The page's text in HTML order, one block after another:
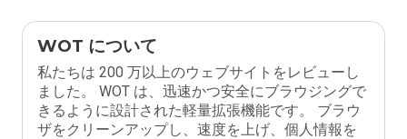
WOT について
私たちは 200 万以上のウェブサイトをレビューし
ました。 WOT は、迅速かつ安全にブラウジングで
きるように設計された軽量拡張機能です。 ブラウ
ザをクリーンアップし、速度を上げ、個人情報を